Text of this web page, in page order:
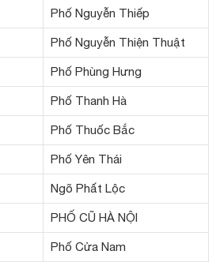
Phố Nguyễn Thiếp
Phố Nguyễn Thiện Thuật
Phố Phùng Hưng
Phố Thanh Hà
Phố Thuốc Bắc
Phố Yên Thái
Ngõ Phất Lộc
PHỐ CŨ HÀ NỘI
Phố Cửa Nam